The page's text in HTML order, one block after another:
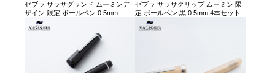
ゼブラ サラサグランド ムーミンデ
ザイン 限定 ボールペン 0.5mm
ゼブラ サラサクリップ ムーミン 限
定 ボールペン 黒 0.5mm 4本セット